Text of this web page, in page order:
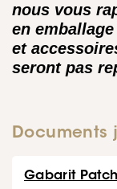
nous vous
en
et
seront pas
Documents
Gabarit